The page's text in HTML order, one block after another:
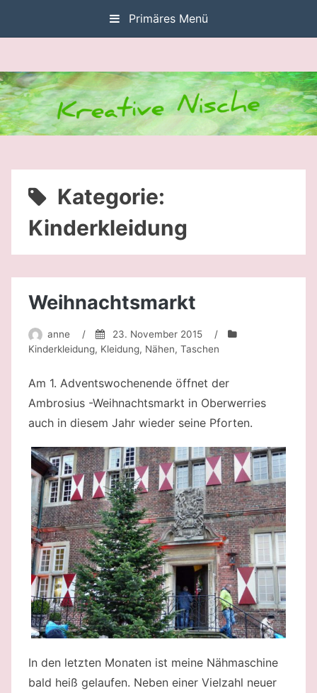
springen
Primäres Menü
Kategorie:
Kinderkleidung
Weihnachtsmarkt
anne / 23. November 2015
/
Kinderkleidung, Kleidung, Nähen, Taschen
Am 1. Adventswochenende öffnet der
Ambrosius -Weihnachtsmarkt in Oberwerries
auch in diesem Jahr wieder seine Pforten.
In den letzten Monaten ist meine Nähmaschine
bald heiß gelaufen. Neben einer Vielzahl neuer